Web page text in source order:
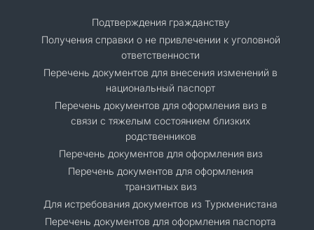
Подтверждения гражданству
Получения справки о не привлечении к уголовной
ответственности
Перечень документов для внесения изменений в
национальный паспорт
Перечень документов для оформления виз в
связи с тяжелым состоянием близких
родственников
Перечень документов для оформления виз
Перечень документов для оформления
транзитных виз
Для истребования документов из Туркменистана
Перечень документов для оформления паспорта